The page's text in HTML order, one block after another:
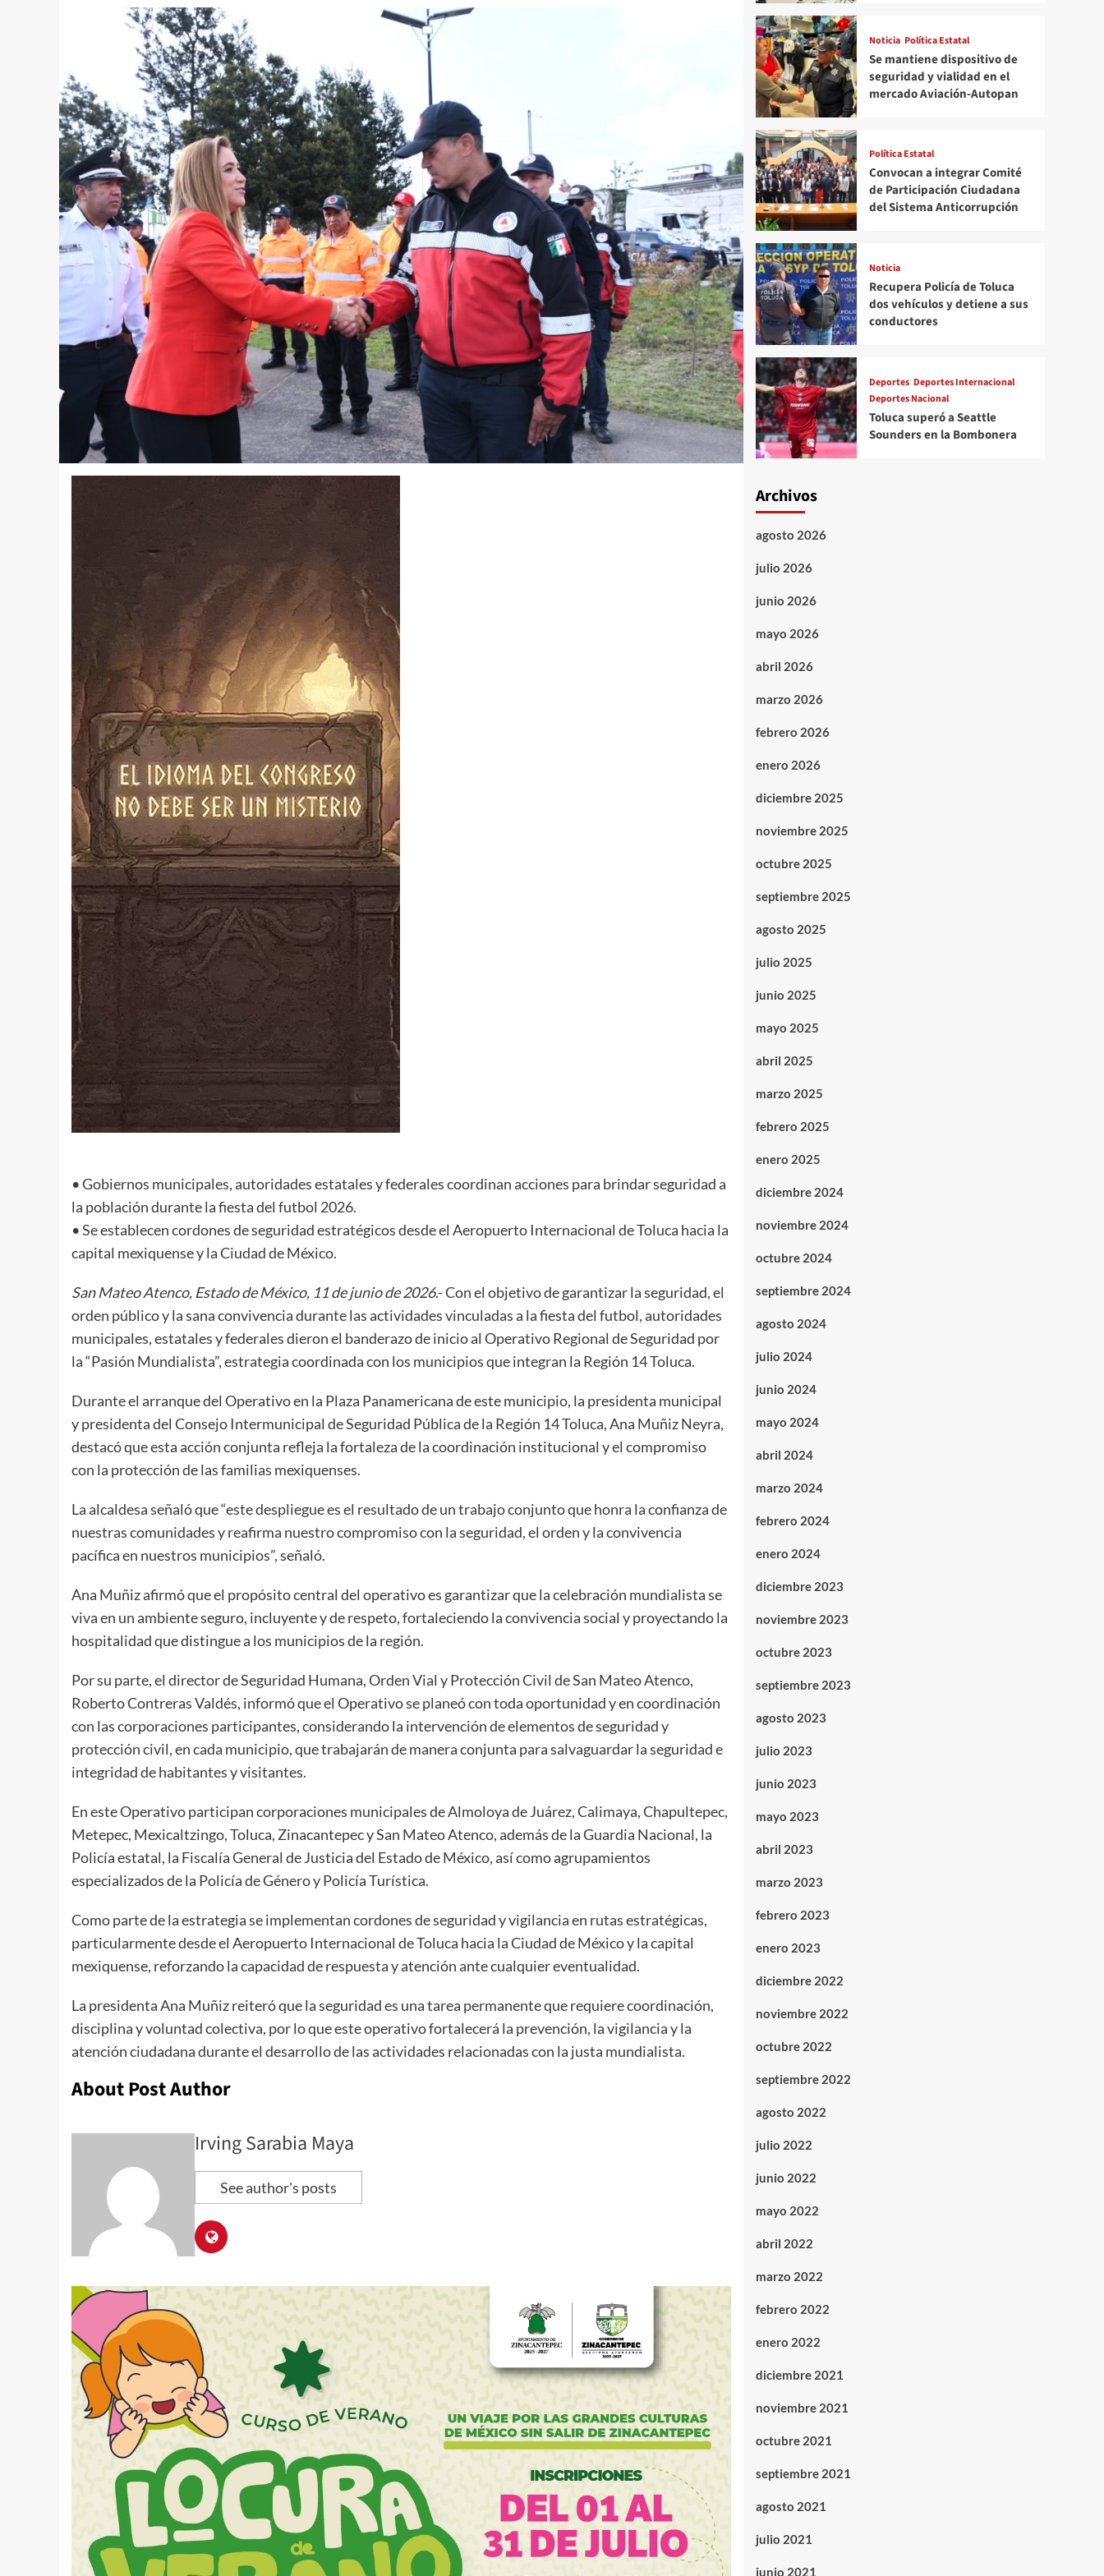
• Gobiernos municipales, autoridades estatales y federales coordinan acciones para brindar seguridad a
la población durante la fiesta del futbol 2026.
• Se establecen cordones de seguridad estratégicos desde el Aeropuerto Internacional de Toluca hacia la
capital mexiquense y la Ciudad de México.
San Mateo Atenco, Estado de México, 11 de junio de 2026.- Con el objetivo de garantizar la seguridad, el
orden público y la sana convivencia durante las actividades vinculadas a la fiesta del futbol, autoridades
municipales, estatales y federales dieron el banderazo de inicio al Operativo Regional de Seguridad por
la “Pasión Mundialista”, estrategia coordinada con los municipios que integran la Región 14 Toluca.
Durante el arranque del Operativo en la Plaza Panamericana de este municipio, la presidenta municipal
y presidenta del Consejo Intermunicipal de Seguridad Pública de la Región 14 Toluca, Ana Muñiz Neyra,
destacó que esta acción conjunta refleja la fortaleza de la coordinación institucional y el compromiso
con la protección de las familias mexiquenses.
La alcaldesa señaló que “este despliegue es el resultado de un trabajo conjunto que honra la confianza de
nuestras comunidades y reafirma nuestro compromiso con la seguridad, el orden y la convivencia
pacífica en nuestros municipios”, señaló.
Ana Muñiz afirmó que el propósito central del operativo es garantizar que la celebración mundialista se
viva en un ambiente seguro, incluyente y de respeto, fortaleciendo la convivencia social y proyectando la
hospitalidad que distingue a los municipios de la región.
Por su parte, el director de Seguridad Humana, Orden Vial y Protección Civil de San Mateo Atenco,
Roberto Contreras Valdés, informó que el Operativo se planeó con toda oportunidad y en coordinación
con las corporaciones participantes, considerando la intervención de elementos de seguridad y
protección civil, en cada municipio, que trabajarán de manera conjunta para salvaguardar la seguridad e
integridad de habitantes y visitantes.
En este Operativo participan corporaciones municipales de Almoloya de Juárez, Calimaya, Chapultepec,
Metepec, Mexicaltzingo, Toluca, Zinacantepec y San Mateo Atenco, además de la Guardia Nacional, la
Policía estatal, la Fiscalía General de Justicia del Estado de México, así como agrupamientos
especializados de la Policía de Género y Policía Turística.
Como parte de la estrategia se implementan cordones de seguridad y vigilancia en rutas estratégicas,
particularmente desde el Aeropuerto Internacional de Toluca hacia la Ciudad de México y la capital
mexiquense, reforzando la capacidad de respuesta y atención ante cualquier eventualidad.
La presidenta Ana Muñiz reiteró que la seguridad es una tarea permanente que requiere coordinación,
disciplina y voluntad colectiva, por lo que este operativo fortalecerá la prevención, la vigilancia y la
atención ciudadana durante el desarrollo de las actividades relacionadas con la justa mundialista.
About Post Author
Irving Sarabia Maya
See author's posts
Noticia Política Estatal
Se mantiene dispositivo de
seguridad y vialidad en el
mercado Aviación-Autopan
Política Estatal
Convocan a integrar Comité
de Participación Ciudadana
del Sistema Anticorrupción
Noticia
Recupera Policía de Toluca
dos vehículos y detiene a sus
conductores
Deportes Deportes Internacional
Deportes Nacional
Toluca superó a Seattle
Sounders en la Bombonera
Archivos
agosto 2026
julio 2026
junio 2026
mayo 2026
abril 2026
marzo 2026
febrero 2026
enero 2026
diciembre 2025
noviembre 2025
octubre 2025
septiembre 2025
agosto 2025
julio 2025
junio 2025
mayo 2025
abril 2025
marzo 2025
febrero 2025
enero 2025
diciembre 2024
noviembre 2024
octubre 2024
septiembre 2024
agosto 2024
julio 2024
junio 2024
mayo 2024
abril 2024
marzo 2024
febrero 2024
enero 2024
diciembre 2023
noviembre 2023
octubre 2023
septiembre 2023
agosto 2023
julio 2023
junio 2023
mayo 2023
abril 2023
marzo 2023
febrero 2023
enero 2023
diciembre 2022
noviembre 2022
octubre 2022
septiembre 2022
agosto 2022
julio 2022
junio 2022
mayo 2022
abril 2022
marzo 2022
febrero 2022
enero 2022
diciembre 2021
noviembre 2021
octubre 2021
septiembre 2021
agosto 2021
julio 2021
junio 2021